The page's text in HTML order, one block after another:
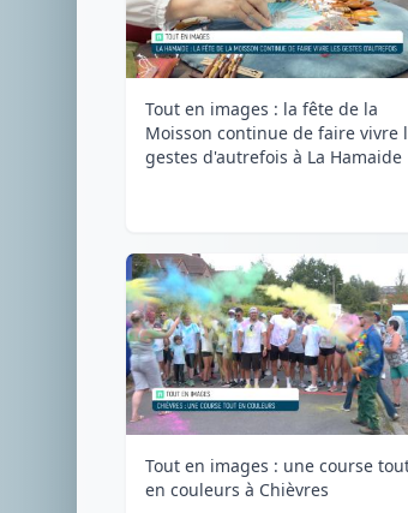
Tout en images : la fête de la
Moisson continue de faire vivre
gestes d'autrefois à La Hamaide
Tout en images : une course
en couleurs à Chièvres